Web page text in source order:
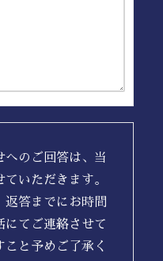
へのご回答は、当
いただきます。
返答までにお時間
にてご連絡させて
と予めご了承く